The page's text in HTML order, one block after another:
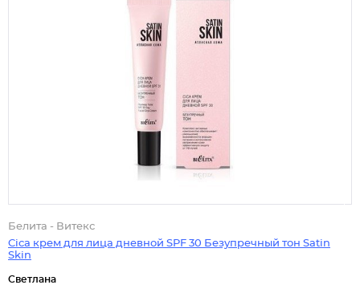
Белита - Витекс
Cica крем для лица дневной SPF 30 Безупречный тон Satin
Skin
Светлана